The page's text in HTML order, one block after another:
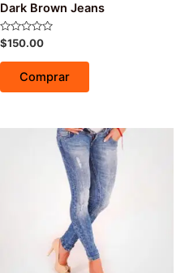
Dark Brown Jeans
Avaliação
0
de
$150.00
Comprar